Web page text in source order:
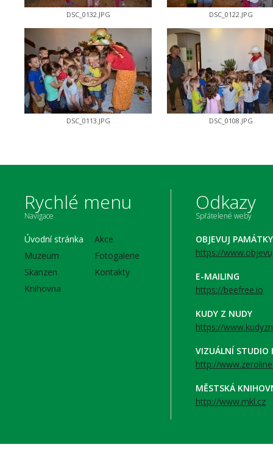
DSC_0132.JPG DSC_0122.JPG
DSC_0113.JPG DSC_0108.JPG
Rychlé menu
Navigace
Úvodní stránka
Muzeum
Skanzen
Knihovna
Akce
Fotogalerie
Kontakty
Odkazy
Spřátelené weby
OBJEVUJ PAMÁTKY
https://
E-MAILING
https://beefree.io
KUDY Z NUDY
https://
VIZUÁLNÍ STUDIO
http://
MĚSTSKÁ
http://www.mkl.cz